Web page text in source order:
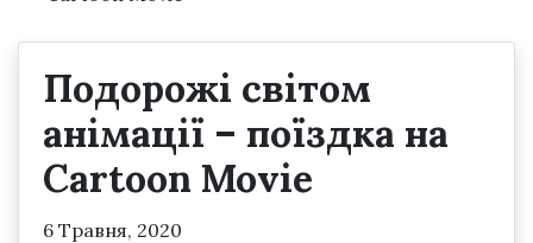
Подорожі світом
анімації – поїздка на
Cartoon Movie
6 Травня, 2020